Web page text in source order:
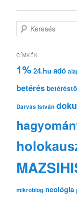
e
e
é
CÍMKÉK
1% 24.hu adó
betérés
Darvas István
mikroblog neológia